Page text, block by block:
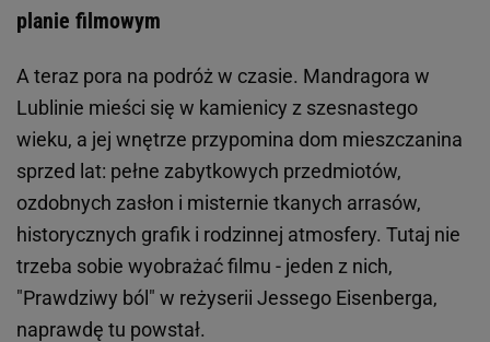
planie filmowym
A teraz pora na podróż w czasie. Mandragora w
Lublinie mieści się w kamienicy z szesnastego
wieku, a jej wnętrze przypomina dom mieszczanina
sprzed lat: pełne zabytkowych przedmiotów,
ozdobnych zasłon i misternie tkanych arrasów,
historycznych grafik i rodzinnej atmosfery. Tutaj nie
trzeba sobie wyobrażać filmu - jeden z nich,
"Prawdziwy ból" w reżyserii Jessego Eisenberga,
naprawdę tu powstał.